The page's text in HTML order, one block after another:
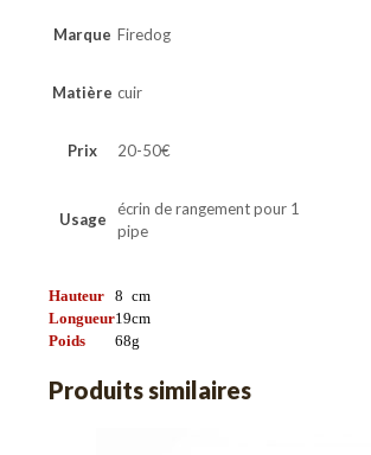
Marque Firedog
Matière cuir
Prix 20-50€
Usage
écrin de rangement pour 1
pipe
Hauteur 8 cm
Longueur19cm
Poids
68g
Produits similaires